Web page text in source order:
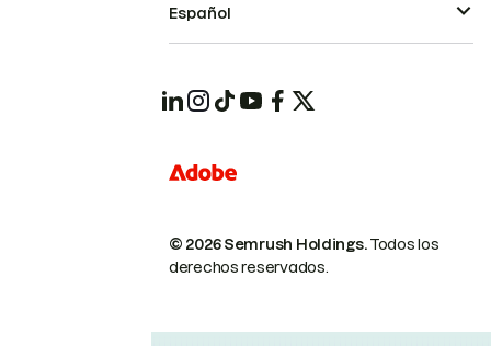
© 2026 Semrush Holdings.Todos los
derechos reservados.
Español